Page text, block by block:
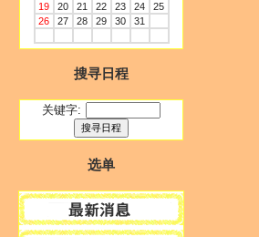
19
20 21 22 23 24
25
26
27 28 29 30 31
搜寻日程
关键字:
选单